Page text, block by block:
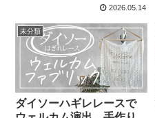
2026.05.14
未分類
ダイソーハギレレースで